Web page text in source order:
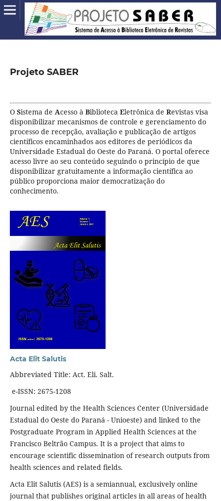
Projeto SABER
O Sistema de Acesso à Biblioteca Eletrônica de Revistas visa
disponibilizar mecanismos de controle e gerenciamento do
processo de recepção, avaliação e publicação de artigos
científicos encaminhados aos editores de periódicos da
Universidade Estadual do Oeste do Paraná. O portal oferece
acesso livre ao seu conteúdo seguindo o princípio de que
disponibilizar gratuitamente a informação científica ao
público proporciona maior democratização do
conhecimento.
Acta Elit Salutis
Abbreviated Title: Act. Eli. Salt.
e-ISSN: 2675-1208
Journal edited by the Health Sciences Center (Universidade
Estadual do Oeste do Paraná - Unioeste) and linked to the
Postgraduate Program in Applied Health Sciences at the
Francisco Beltrão Campus. It is a project that aims to
encourage scientific dissemination of research outputs from
health sciences and related fields.
Acta Elit Salutis (AES) is a semiannual, exclusively online
journal that publishes original articles in all areas of health